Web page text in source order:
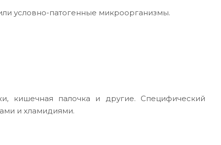
условно-патогенные микроорганизмы.
кишечная палочка и другие. Специфический
и хламидиями.